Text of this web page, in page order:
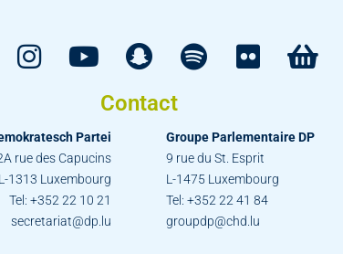
Contact
Partei
rue des Capucins
1313 Luxembourg
Tel: +352 22 10 21
secretariat@dp.lu
Groupe Parlementaire DP
9 rue du St. Esprit
L-1475 Luxembourg
Tel: +352 22 41 84
groupdp@chd.lu